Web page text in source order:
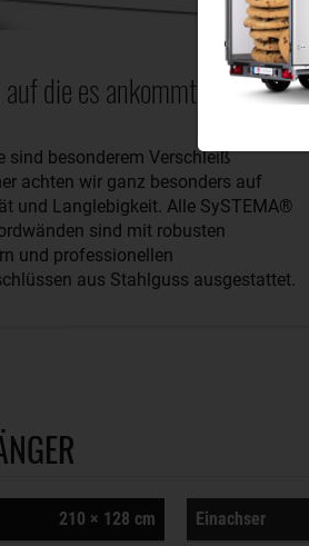
die es ankommt.
sind besonderem Verschleiß
achten wir ganz besonders auf
und Langlebigkeit. Alle SySTEMA®
sind mit robusten
und professionellen
aus Stahlguss ausgestattet.
210 × 128 cm Einachser